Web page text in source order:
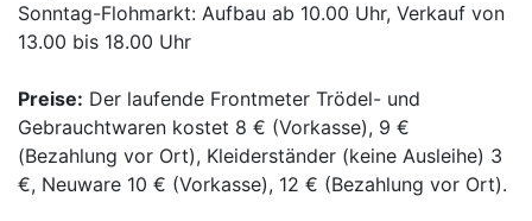
Sonntag-Flohmarkt: Aufbau ab 10.00 Uhr, Verkauf von
13.00 bis 18.00 Uhr
Preise: Der laufende Frontmeter Trödel- und
Gebrauchtwaren kostet 8 € (Vorkasse), 9 €
(Bezahlung vor Ort), Kleiderständer (keine Ausleihe) 3
€, Neuware 10 € (Vorkasse), 12 € (Bezahlung vor Ort).